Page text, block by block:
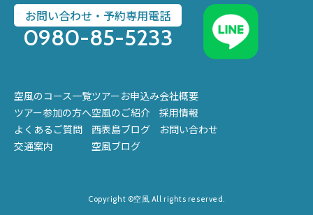
お問い合わせ・予約専用電話
0980-85-5233
空風のコース一覧
ツアー参加の方へ
よくあるご質問
交通案内
ツアーお申込み
空風のご紹介
西表島ブログ
空風ブログ
会社概要
採用情報
お問い合わせ
Copyright ©空風 All rights reserved.